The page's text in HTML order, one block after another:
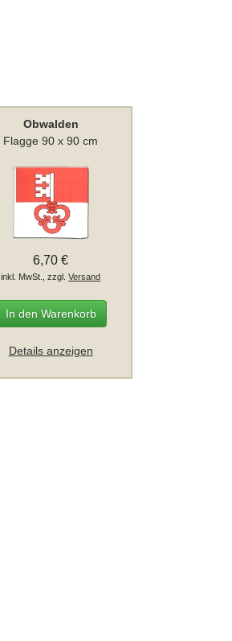
Obwalden
Flagge 90 x 90 cm
6,70 €
inkl. MwSt., zzgl.Versand
In den Warenkorb
Details anzeigen